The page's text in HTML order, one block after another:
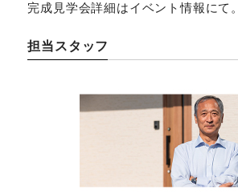
完成見学会詳細はイベント情報にて。
担当スタッフ